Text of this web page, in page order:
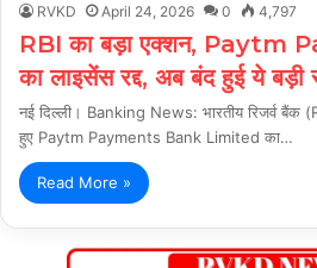
RVKD April 24, 2026 0 4,797
RBI का बड़ा एक्शन, Paytm
का लाइसेंस रद्द, अब बंद हुई ये बड़ी
नई दिल्ली। Banking News: भारतीय रिजर्व बैंक
हुए Paytm Payments Bank Limited का…
Read More »